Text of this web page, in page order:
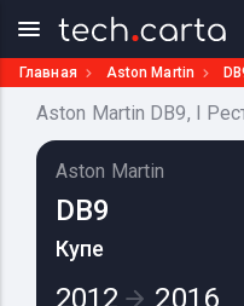
Главная Aston Martin
Aston Martin DB9, I
Aston Martin
DB9
Купе
2012 2016